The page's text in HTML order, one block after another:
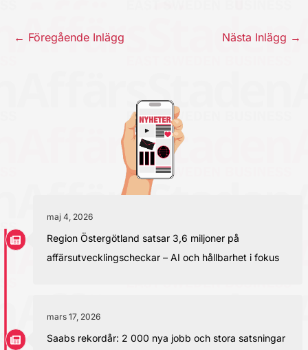
← Föregående Inlägg Nästa Inlägg →
maj 4, 2026
Region Östergötland satsar 3,6 miljoner på
affärsutvecklingscheckar – AI och hållbarhet i fokus
mars 17, 2026
Saabs rekordår: 2 000 nya jobb och stora satsningar